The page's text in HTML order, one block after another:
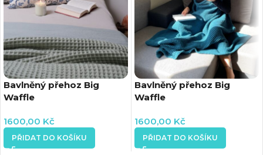
Bavlněný přehoz Big
Waffle
1600,00 Kč
PŘIDAT DO KOŠÍKU
Bavlněný přehoz Big
Waffle
1600,00 Kč
PŘIDAT DO KOŠÍKU